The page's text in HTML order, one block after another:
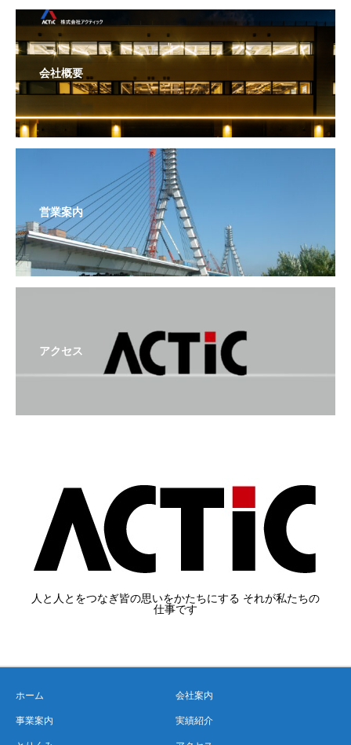
会社概要
営業案内
アクセス
人と人とをつなぎ皆の思いをかたちにする それが私たちの
仕事です
ホーム 会社案内
事業案内 実績紹介